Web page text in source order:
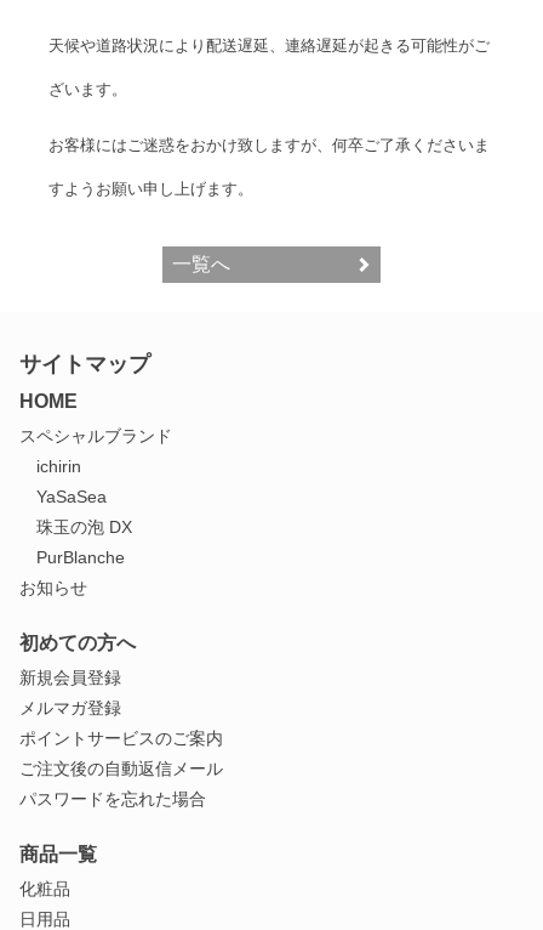
天候や道路状況により配送遅延、連絡遅延が起きる可能性がご
ざいます。
お客様にはご迷惑をおかけ致しますが、何卒ご了承くださいま
すようお願い申し上げます。
一覧へ
サイトマップ
HOME
スペシャルブランド
ichirin
YaSaSea
珠玉の泡 DX
PurBlanche
お知らせ
初めての方へ
新規会員登録
メルマガ登録
ポイントサービスのご案内
ご注文後の自動返信メール
パスワードを忘れた場合
商品一覧
化粧品
日用品